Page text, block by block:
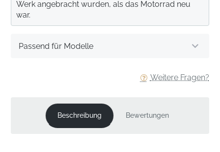
Weitere Fragen?
Passend für Modelle
Werk angebracht wurden, als das Motorrad neu
war.
Beschreibung Bewertungen